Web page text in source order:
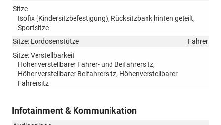
Sitze
Isofix (Kindersitzbefestigung), Rücksitzbank hinten geteilt,
Sportsitze
Sitze: Lordosenstütze
Fahrer
Sitze: Verstellbarkeit
Höhenverstellbarer Fahrer- und Beifahrersitz,
Höhenverstellbarer Beifahrersitz, Höhenverstellbarer
Fahrersitz
Infotainment & Kommunikation